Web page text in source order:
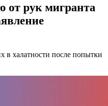
от рук мигранта
в халатности после попытки